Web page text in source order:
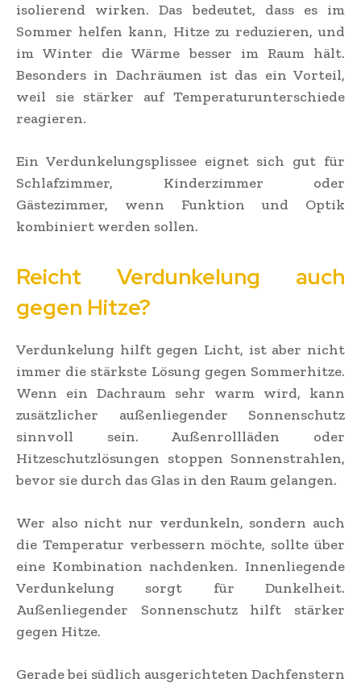
isolierend wirken. Das bedeutet, dass es im
Sommer helfen kann, Hitze zu reduzieren, und
im Winter die Wärme besser im Raum hält.
Besonders in Dachräumen ist das ein Vorteil,
weil sie stärker auf Temperaturunterschiede
reagieren.
Ein Verdunkelungsplissee eignet sich gut für
Schlafzimmer, Kinderzimmer oder
Gästezimmer, wenn Funktion und Optik
kombiniert werden sollen.
Reicht Verdunkelung auch
gegen Hitze?
Verdunkelung hilft gegen Licht, ist aber nicht
immer die stärkste Lösung gegen Sommerhitze.
Wenn ein Dachraum sehr warm wird, kann
zusätzlicher außenliegender Sonnenschutz
sinnvoll sein. Außenrollläden oder
Hitzeschutzlösungen stoppen Sonnenstrahlen,
bevor sie durch das Glas in den Raum gelangen.
Wer also nicht nur verdunkeln, sondern auch
die Temperatur verbessern möchte, sollte über
eine Kombination nachdenken. Innenliegende
Verdunkelung sorgt für Dunkelheit.
Außenliegender Sonnenschutz hilft stärker
gegen Hitze.
Gerade bei südlich ausgerichteten Dachfenstern